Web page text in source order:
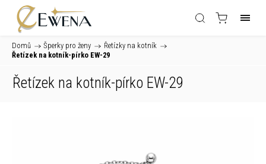
Domů / Šperky pro ženy / Řetízky na kotník /
Řetízek na kotník-pírko EW-29
Řetízek na kotník-pírko EW-29